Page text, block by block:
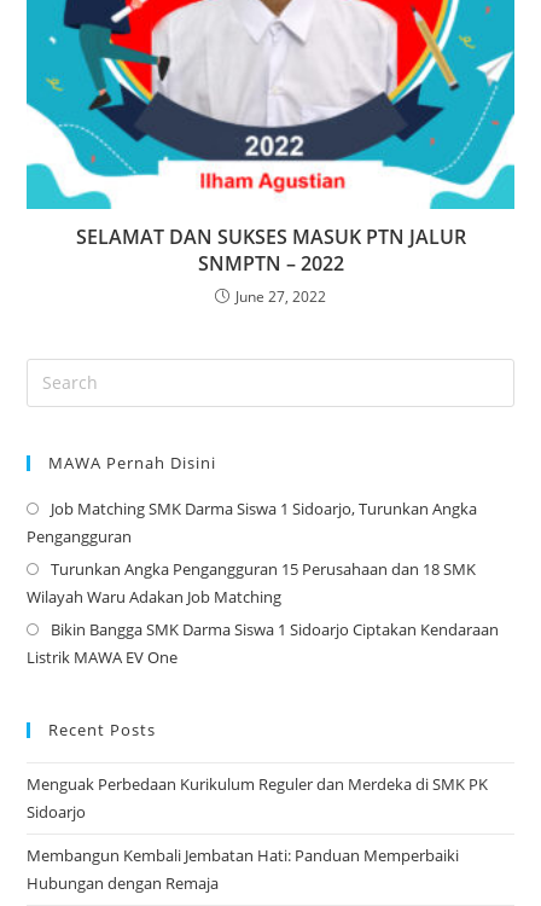
SELAMAT DAN SUKSES MASUK PTN JALUR
SNMPTN – 2022
June 27, 2022
MAWA Pernah Disini
Job Matching SMK Darma Siswa 1 Sidoarjo, Turunkan Angka
Pengangguran
Turunkan Angka Pengangguran 15 Perusahaan dan 18 SMK
Wilayah Waru Adakan Job Matching
Bikin Bangga SMK Darma Siswa 1 Sidoarjo Ciptakan Kendaraan
Listrik MAWA EV One
Recent Posts
Menguak Perbedaan Kurikulum Reguler dan Merdeka di SMK PK
Sidoarjo
Membangun Kembali Jembatan Hati: Panduan Memperbaiki
Hubungan dengan Remaja